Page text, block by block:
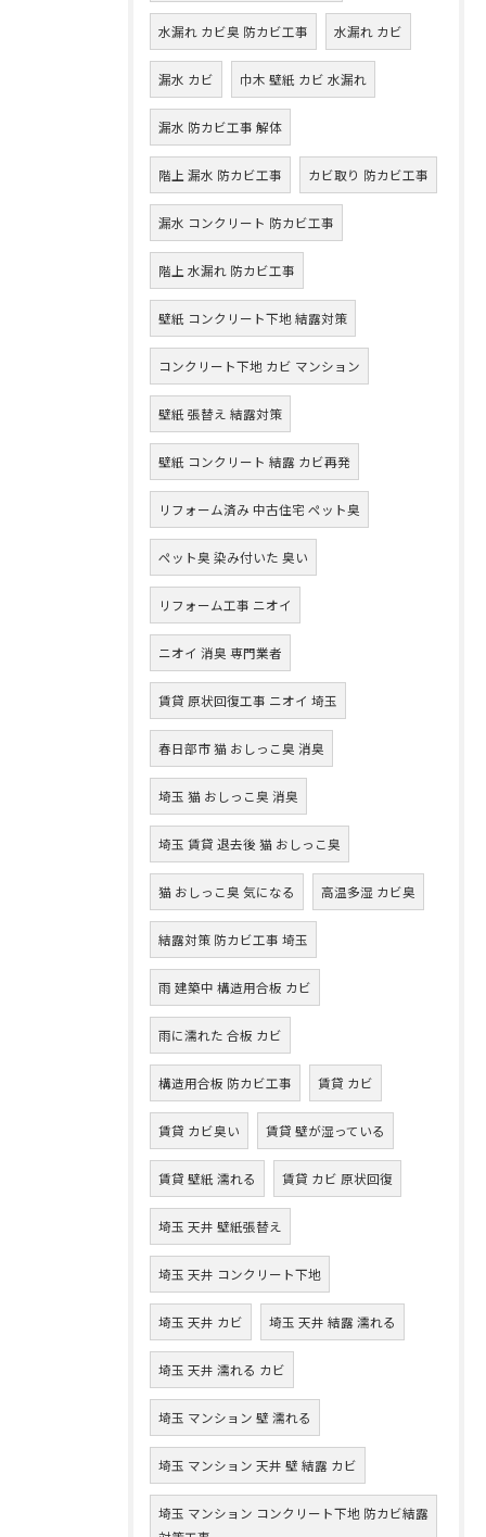
水漏れ カビ臭 防カビ工事 水漏れ カビ
漏水 カビ 巾木 壁紙 カビ 水漏れ
漏水 防カビ工事 解体
階上 漏水 防カビ工事 カビ取り 防カビ工事
漏水 コンクリート 防カビ工事
階上 水漏れ 防カビ工事
壁紙 コンクリート下地 結露対策
コンクリート下地 カビ マンション
壁紙 張替え 結露対策
壁紙 コンクリート 結露 カビ再発
リフォーム済み 中古住宅 ペット臭
ペット臭 染み付いた 臭い
リフォーム工事 ニオイ
ニオイ 消臭 専門業者
賃貸 原状回復工事 ニオイ 埼玉
春日部市 猫 おしっこ臭 消臭
埼玉 猫 おしっこ臭 消臭
埼玉 賃貸 退去後 猫 おしっこ臭
猫 おしっこ臭 気になる 高温多湿 カビ臭
結露対策 防カビ工事 埼玉
雨 建築中 構造用合板 カビ
雨に濡れた 合板 カビ
構造用合板 防カビ工事 賃貸 カビ
賃貸 カビ臭い 賃貸 壁が湿っている
賃貸 壁紙 濡れる 賃貸 カビ 原状回復
埼玉 天井 壁紙張替え
埼玉 天井 コンクリート下地
埼玉 天井 カビ 埼玉 天井 結露 濡れる
埼玉 天井 濡れる カビ
埼玉 マンション 壁 濡れる
埼玉 マンション 天井 壁 結露 カビ
埼玉 マンション コンクリート下地 防カビ結露